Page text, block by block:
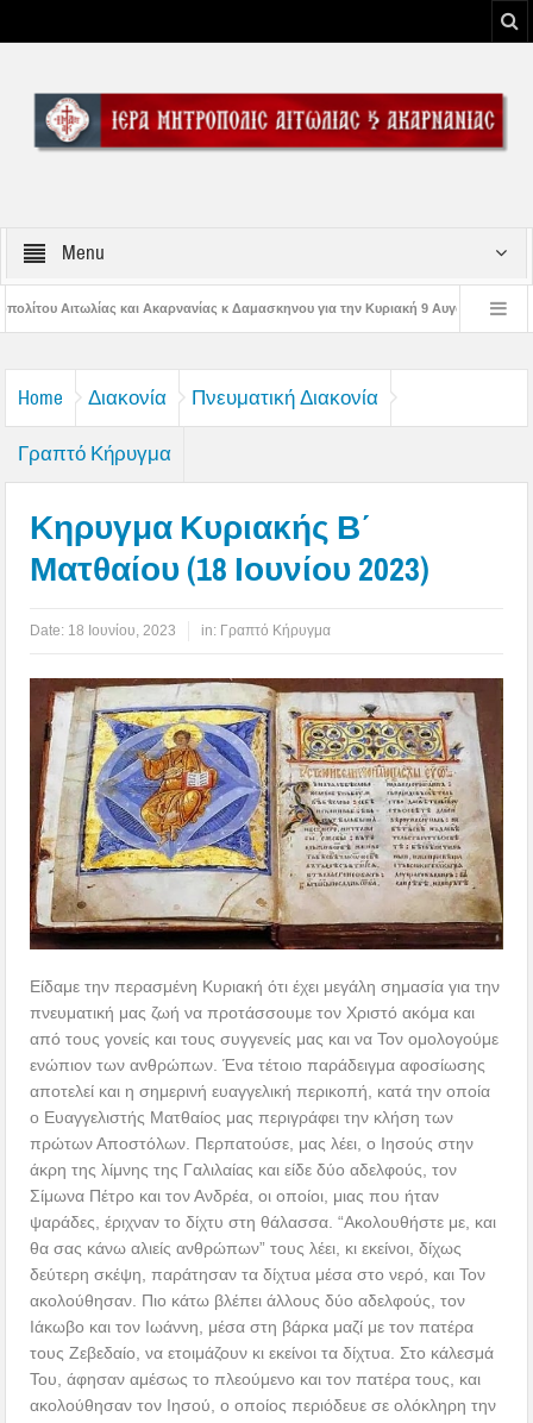
Menu
κ Δαμασκηνου για την Κυριακή 9 Αυγούστου 2026 Η εορτή της
Home Διακονία Πνευματική Διακονία
Γραπτό Κήρυγμα
Κηρυγμα Κυριακής Β΄
Ματθαίου (18 Ιουνίου 2023)
Date: 18 Ιουνίου, 2023 in: Γραπτό Κήρυγμα
Είδαμε την περασμένη Κυριακή ότι έχει μεγάλη σημασία για την
πνευματική μας ζωή να προτάσσουμε τον Χριστό ακόμα και
από τους γονείς και τους συγγενείς μας και να Τον ομολογούμε
ενώπιον των ανθρώπων. Ένα τέτοιο παράδειγμα αφοσίωσης
αποτελεί και η σημερινή ευαγγελική περικοπή, κατά την οποία
ο Ευαγγελιστής Ματθαίος μας περιγράφει την κλήση των
πρώτων Αποστόλων. Περπατούσε, μας λέει, ο Ιησούς στην
άκρη της λίμνης της Γαλιλαίας και είδε δύο αδελφούς, τον
Σίμωνα Πέτρο και τον Ανδρέα, οι οποίοι, μιας που ήταν
ψαράδες, έριχναν το δίχτυ στη θάλασσα. “Ακολουθήστε με, και
θα σας κάνω αλιείς ανθρώπων” τους λέει, κι εκείνοι, δίχως
δεύτερη σκέψη, παράτησαν τα δίχτυα μέσα στο νερό, και Τον
ακολούθησαν. Πιο κάτω βλέπει άλλους δύο αδελφούς, τον
Ιάκωβο και τον Ιωάννη, μέσα στη βάρκα μαζί με τον πατέρα
τους Ζεβεδαίο, να ετοιμάζουν κι εκείνοι τα δίχτυα. Στο κάλεσμά
Του, άφησαν αμέσως το πλεούμενο και τον πατέρα τους, και
ακολούθησαν τον Ιησού, ο οποίος περιόδευε σε ολόκληρη την